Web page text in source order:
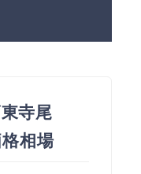
寺尾
相場